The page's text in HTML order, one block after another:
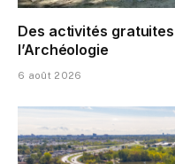
Des activités
l’Archéologie
6 août 2026